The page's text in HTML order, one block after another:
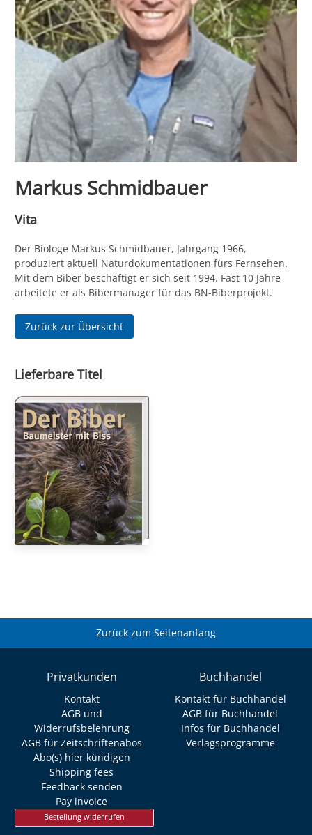
Markus Schmidbauer
Vita
Der Biologe Markus Schmidbauer, Jahrgang 1966,
produziert aktuell Naturdokumentationen fürs Fernsehen.
Mit dem Biber beschäftigt er sich seit 1994. Fast 10 Jahre
arbeitete er als Biber­manager für das BN-Biberprojekt.
Zurück zur Übersicht
Lieferbare Titel
Zurück zum Seitenanfang
Privatkunden
Kontakt
AGB und
Widerrufsbelehrung
AGB für Zeitschriftenabos
Abo(s) hier kündigen
Shipping fees
Feedback senden
Pay invoice
Bestellung widerrufen
Buchhandel
Kontakt für Buchhandel
AGB für Buchhandel
Infos für Buchhandel
Verlagsprogramme